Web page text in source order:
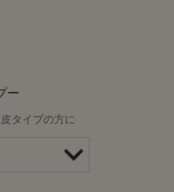
ー
タイプの方に